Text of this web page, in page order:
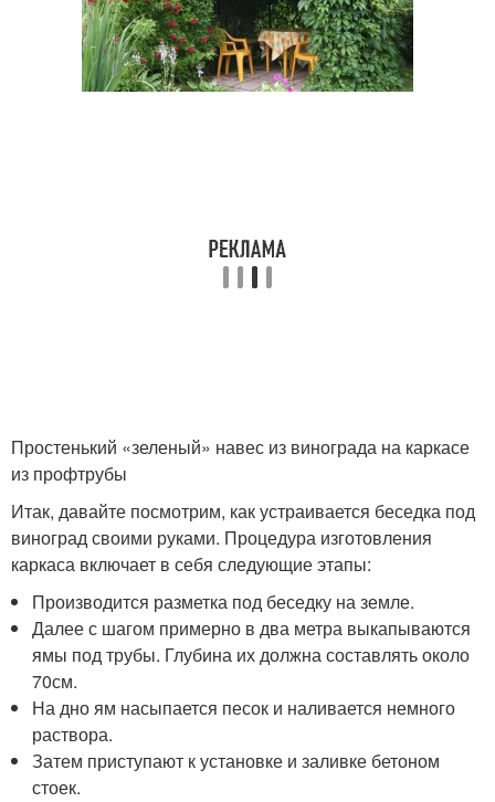
Простенький «зеленый» навес из винограда на каркасе
из профтрубы
Итак, давайте посмотрим, как устраивается беседка под
виноград своими руками. Процедура изготовления
каркаса включает в себя следующие этапы:
Производится разметка под беседку на земле.
Далее с шагом примерно в два метра выкапываются
ямы под трубы. Глубина их должна составлять около
70см.
На дно ям насыпается песок и наливается немного
раствора.
Затем приступают к установке и заливке бетоном
стоек.